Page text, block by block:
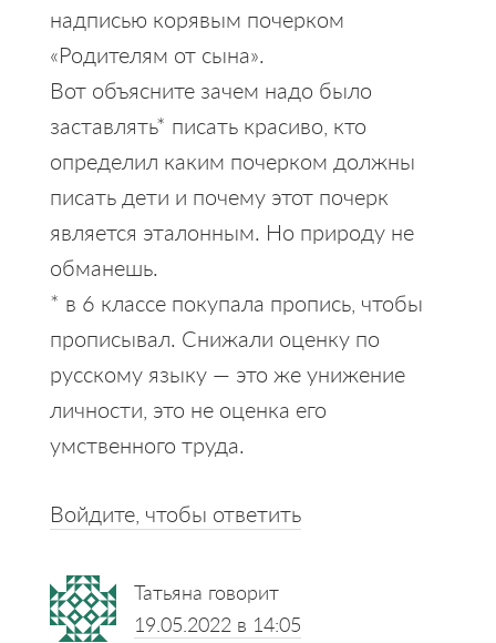
надписью корявым почерком
«Родителям от сына».
Вот объясните зачем надо было
заставлять* писать красиво, кто
определил каким почерком должны
писать дети и почему этот почерк
является эталонным. Но природу не
обманешь.
* в 6 классе покупала пропись, чтобы
прописывал. Снижали оценку по
русскому языку — это же унижение
личности, это не оценка его
умственного труда.
Войдите, чтобы ответить
Татьяна говорит
19.05.2022 в 14:05